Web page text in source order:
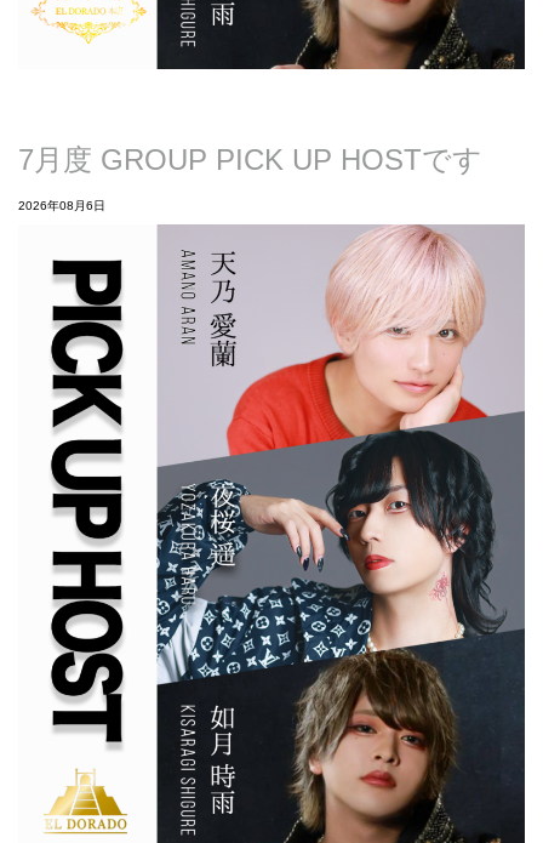
7月度 GROUP PICK UP HOSTです
2026年08月6日